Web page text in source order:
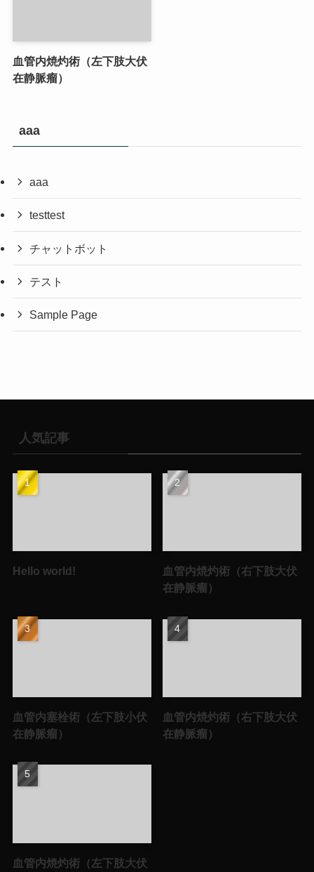
血管内焼灼術（左下肢大伏
在静脈瘤）
aaa
aaa
testtest
チャットボット
テスト
Sample Page
人気記事
Hello world!
血管内焼灼術（右下肢大伏
在静脈瘤）
血管内塞栓術（左下肢小伏
在静脈瘤）
血管内焼灼術（右下肢大伏
在静脈瘤）
血管内焼灼術（左下肢大伏